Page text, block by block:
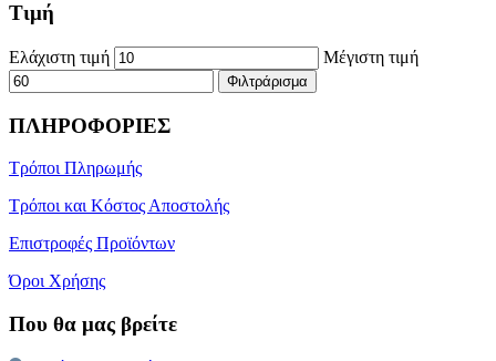
Τιμή
Ελάχιστη τιμή Μέγιστη τιμή
Φιλτράρισμα
ΠΛΗΡΟΦΟΡΙΕΣ
Τρόποι Πληρωμής
Τρόποι και Κόστος Αποστολής
Επιστροφές Προϊόντων
Όροι Χρήσης
Που θα μας βρείτε